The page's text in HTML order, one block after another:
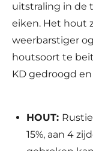
uitstraling in de
eiken. Het hout
weerbarstiger
houtsoort te
KD gedroogd
HOUT:
15%, aan 4